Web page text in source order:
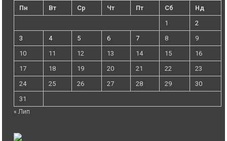
Пн
Вт Ср Чт Пт Сб
Нд
1
2
3
4 5 6 7 8
9
10
11 12 13 14 15
16
17
18 19 20 21 22
23
24
25 26 27 28 29
30
31
« Лип